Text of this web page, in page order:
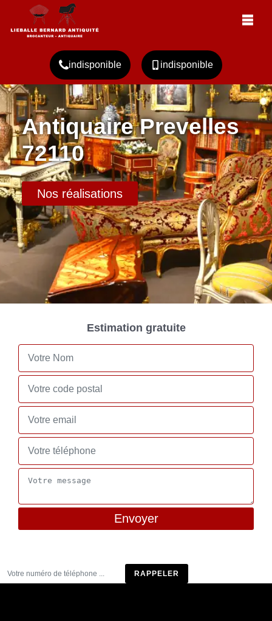
indisponible indisponible
Antiquaire Prevelles
72110
Nos réalisations
Estimation gratuite